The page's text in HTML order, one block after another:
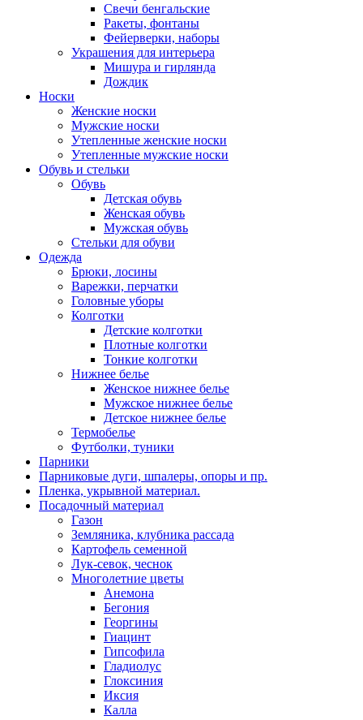
Свечи бенгальские
Ракеты, фонтаны
Фейерверки, наборы
Украшения для интерьера
Мишура и гирлянда
Дождик
Носки
Женские носки
Мужские носки
Утепленные женские носки
Утепленные мужские носки
Обувь и стельки
Обувь
Детская обувь
Женская обувь
Мужская обувь
Стельки для обуви
Одежда
Брюки, лосины
Варежки, перчатки
Головные уборы
Колготки
Детские колготки
Плотные колготки
Тонкие колготки
Нижнее белье
Женское нижнее белье
Мужское нижнее белье
Детское нижнее белье
Термобелье
Футболки, туники
Парники
Парниковые дуги, шпалеры, опоры и пр.
Пленка, укрывной материал.
Посадочный материал
Газон
Земляника, клубника рассада
Картофель семенной
Лук-севок, чеснок
Многолетние цветы
Анемона
Бегония
Георгины
Гиацинт
Гипсофила
Гладиолус
Глоксиния
Иксия
Калла